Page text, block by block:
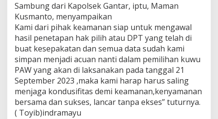
Sambung dari Kapolsek Gantar, iptu, Maman
Kusmanto, menyampaikan
Kami dari pihak keamanan siap untuk mengawal
hasil penetapan hak pilih atau DPT yang telah di
buat kesepakatan dan semua data sudah kami
simpan menjadi acuan nanti dalam pemilihan kuwu
PAW yang akan di laksanakan pada tanggal 21
September 2023 ,maka kami harap harus saling
menjaga kondusifitas demi keamanan,kenyamanan
bersama dan sukses, lancar tanpa ekses” tuturnya.
( Toyib)indramayu